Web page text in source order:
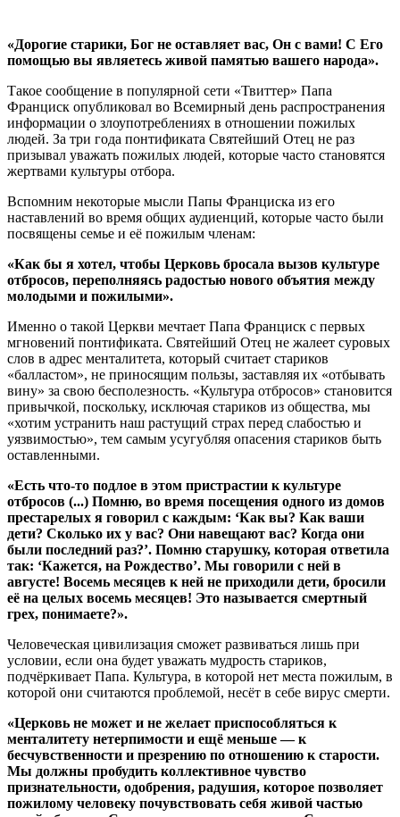
«Дорогие старики, Бог не оставляет вас, Он с вами! С Его
помощью вы являетесь живой памятью вашего народа».
Такое сообщение в популярной сети «Твиттер» Папа
Франциск опубликовал во Всемирный день распространения
информации о злоупотреблениях в отношении пожилых
людей. За три года понтификата Святейший Отец не раз
призывал уважать пожилых людей, которые часто становятся
жертвами культуры отбора.
Вспомним некоторые мысли Папы Франциска из его
наставлений во время общих аудиенций, которые часто были
посвящены семье и её пожилым членам:
«Как бы я хотел, чтобы Церковь бросала вызов культуре
отбросов, переполняясь радостью нового объятия между
молодыми и пожилыми».
Именно о такой Церкви мечтает Папа Франциск с первых
мгновений понтификата. Святейший Отец не жалеет суровых
слов в адрес менталитета, который считает стариков
«балластом», не приносящим пользы, заставляя их «отбывать
вину» за свою бесполезность. «Культура отбросов» становится
привычкой, поскольку, исключая стариков из общества, мы
«хотим устранить наш растущий страх перед слабостью и
уязвимостью», тем самым усугубляя опасения стариков быть
оставленными.
«Есть что-то подлое в этом пристрастии к культуре
отбросов (...) Помню, во время посещения одного из домов
престарелых я говорил с каждым: ‘Как вы? Как ваши
дети? Сколько их у вас? Они навещают вас? Когда они
были последний раз?’. Помню старушку, которая ответила
так: ‘Кажется, на Рождество’. Мы говорили с ней в
августе! Восемь месяцев к ней не приходили дети, бросили
её на целых восемь месяцев! Это называется смертный
грех, понимаете?».
Человеческая цивилизация сможет развиваться лишь при
условии, если она будет уважать мудрость стариков,
подчёркивает Папа. Культура, в которой нет места пожилым, в
которой они считаются проблемой, несёт в себе вирус смерти.
«Церковь не может и не желает приспособляться к
менталитету нетерпимости и ещё меньше — к
бесчувственности и презрению по отношению к старости.
Мы должны пробудить коллективное чувство
признательности, одобрения, радушия, которое позволяет
пожилому человеку почувствовать себя живой частью